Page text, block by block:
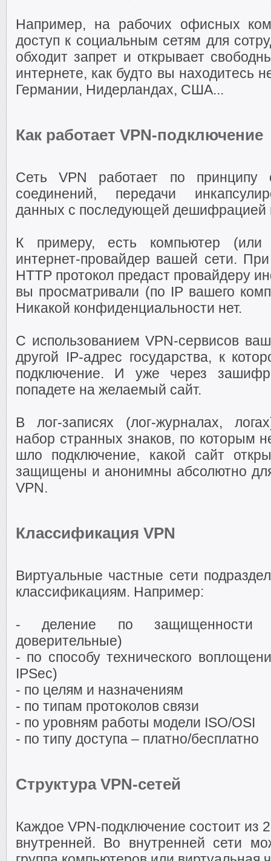
Например, на рабочих офисных
доступ к социальным сетям для
обходит запрет и открывает
интернете, как будто вы находитесь
Германии, Нидерландах, США...
Как работает VPN-подключение
Сеть VPN работает по принципу
соединений, передачи
данных с последующей
К примеру, есть компьютер (или
интернет-провайдер вашей сети.
HTTP протокол предаст провайдеру
вы просматривали (по IP вашего
Никакой конфиденциальности нет.
С использованием VPN-сервисов
другой IP-адрес государства, к
подключение. И уже через
попадете на желаемый сайт.
В лог-записях (лог-журналах,
набор странных знаков, по которым
шло подключение, какой сайт
защищены и анонимны абсолютно
VPN.
Классификация VPN
Виртуальные частные сети
классификациям. Например:
- деление по защищенности
доверительные)
- по способу технического
IPSec)
- по целям и назначениям
- по типам протоколов связи
- по уровням работы модели ISO/OSI
- по типу доступа – платно/бесплатно
Структура VPN-сетей
Каждое VPN-подключение состоит из
внутренней. Во внутренней сети